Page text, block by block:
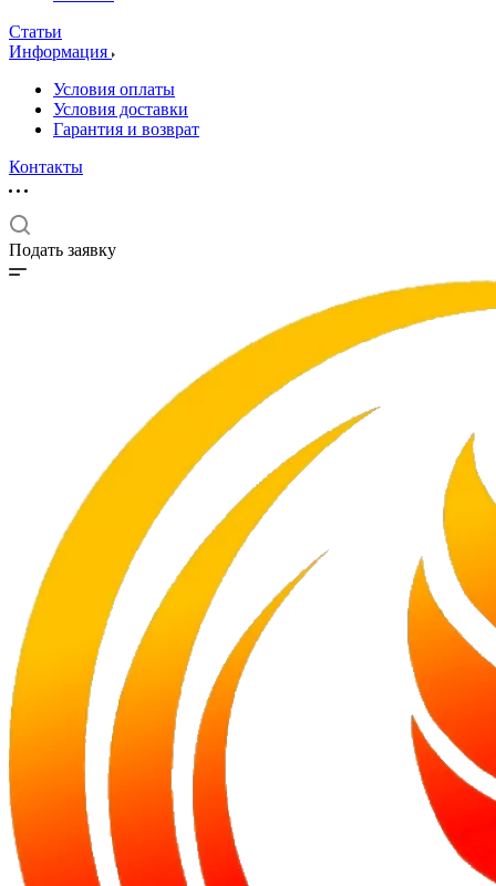
Статьи
Информация
Условия оплаты
Условия доставки
Гарантия и возврат
Контакты
Подать заявку